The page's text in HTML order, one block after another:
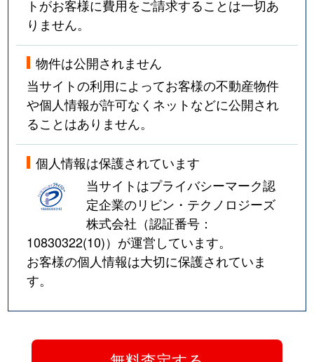
トがお客様に費用をご請求することは一切あ
りません。
物件は公開されません
当サイトの利用によってお客様の不動産物件
や個人情報が許可なくネットなどに公開され
ることはありません。
個人情報は保護されています
当サイトはプライバシーマーク認
定企業のリビン・テクノロジーズ
株式会社（認証番号：
10830322(10)）が運営しています。
お客様の個人情報は大切に保護されていま
す。